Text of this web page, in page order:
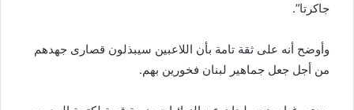
جاكرتا”.
وأوضح أنه على ثقة تامة بأن اللاعبين سيبذلون قصارى جهدهم
من أجل جعل جماهير لبنان فخورين بهم.